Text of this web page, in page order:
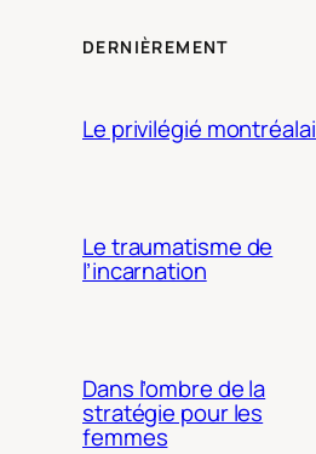
DERNIÈREMENT
Le privilégié
Le traumatisme de
l’incarnation
Dans l’ombre de la
stratégie pour les
femmes